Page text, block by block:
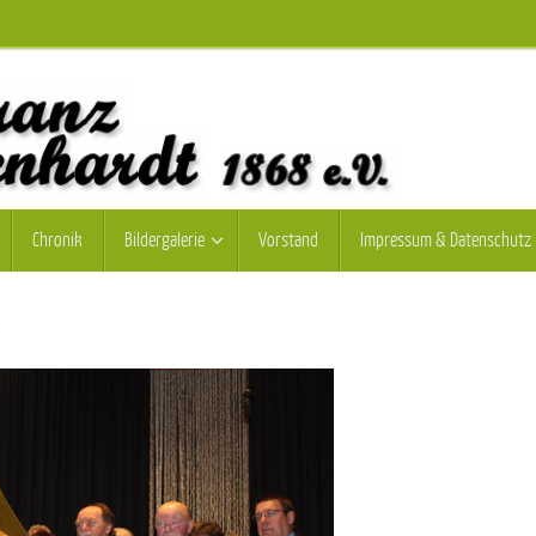
Chronik Bildergalerie Vorstand Impressum & Datenschutz